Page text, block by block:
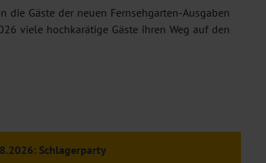
die Gäste der neuen Fernsehgarten-Ausgaben
viele hochkarätige Gäste ihren Weg auf den
Schlagerparty